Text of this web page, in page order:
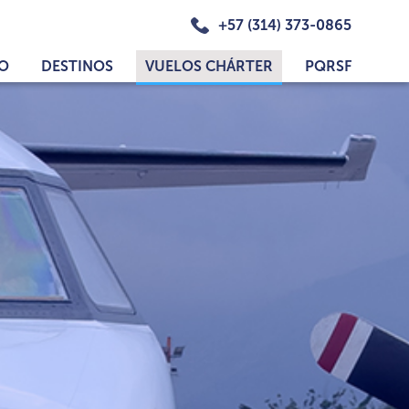
+57 (314) 373-0865
DESTINOS VUELOS CHÁRTER PQRSF